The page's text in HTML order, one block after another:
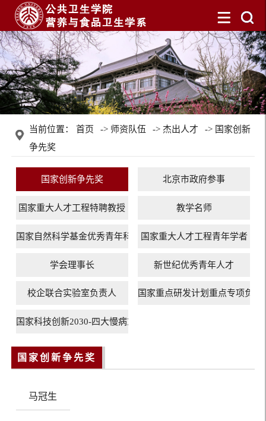
当前位置： 首页 -> 师资队伍 -> 杰出人才 -> 国家创新
争先奖
国家创新争先奖 北京市政府参事
国家重大人才工程特聘教授 教学名师
国家自然科学基金优秀青年科学基金项目（海外）
国家重大人才工程青年学者
学会理事长 新世纪优秀青年人才
校企联合实验室负责人 国家重点研发计划重点专项负责
国家科技创新2030-四大慢病重大项目负责人、首席科学家
国家创新争先奖
马冠生